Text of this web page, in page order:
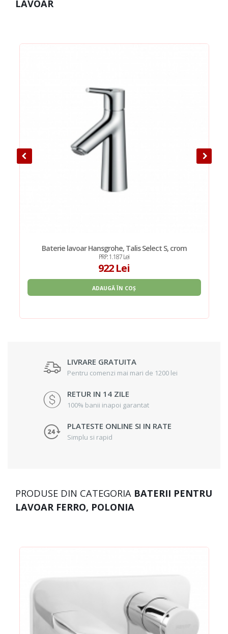
LAVOAR
Baterie lavoar Hansgrohe, Talis Select S, crom
PRP: 1.187 Lei
922 Lei
ADAUGĂ ÎN COȘ
LIVRARE GRATUITA
Pentru comenzi mai mari de 1200 lei
RETUR IN 14 ZILE
100% banii inapoi garantat
PLATESTE ONLINE SI IN RATE
Simplu si rapid
PRODUSE DIN CATEGORIA BATERII PENTRU
LAVOAR FERRO, POLONIA